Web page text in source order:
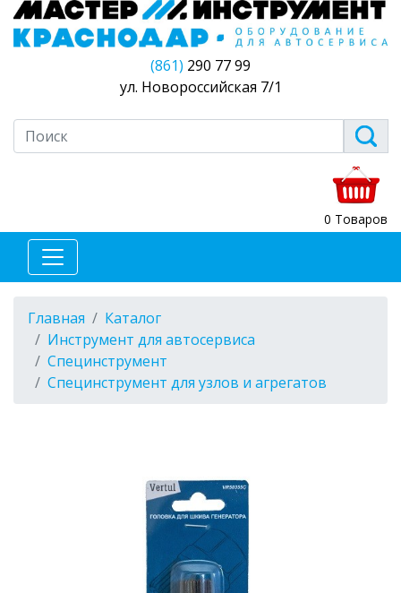
(861) 290 77 99
ул. Новороссийская 7/1
0 Товаров
Главная
Каталог
Инструмент для автосервиса
Специнструмент
Специнструмент для узлов и агрегатов